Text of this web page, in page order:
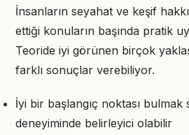
İnsanların seyahat ve keşif
ettiği konuların başında pratik
Teoride iyi görünen birçok
farklı sonuçlar verebiliyor.
İyi bir başlangıç noktası
deneyiminde belirleyici olabilir